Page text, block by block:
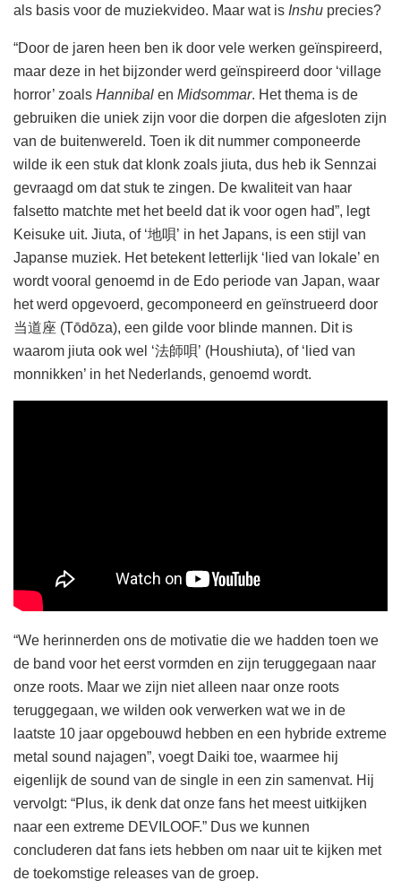
als basis voor de muziekvideo. Maar wat is Inshu precies?
“Door de jaren heen ben ik door vele werken geïnspireerd,
maar deze in het bijzonder werd geïnspireerd door ‘village
horror’ zoals Hannibal en Midsommar. Het thema is de
gebruiken die uniek zijn voor die dorpen die afgesloten zijn
van de buitenwereld. Toen ik dit nummer componeerde
wilde ik een stuk dat klonk zoals jiuta, dus heb ik Sennzai
gevraagd om dat stuk te zingen. De kwaliteit van haar
falsetto matchte met het beeld dat ik voor ogen had”, legt
Keisuke uit. Jiuta, of ‘地唄’ in het Japans, is een stijl van
Japanse muziek. Het betekent letterlijk ‘lied van lokale’ en
wordt vooral genoemd in de Edo periode van Japan, waar
het werd opgevoerd, gecomponeerd en geïnstrueerd door
当道座 (Tōdōza), een gilde voor blinde mannen. Dit is
waarom jiuta ook wel ‘法師唄’ (Houshiuta), of ‘lied van
monnikken’ in het Nederlands, genoemd wordt.
“We herinnerden ons de motivatie die we hadden toen we
de band voor het eerst vormden en zijn teruggegaan naar
onze roots. Maar we zijn niet alleen naar onze roots
teruggegaan, we wilden ook verwerken wat we in de
laatste 10 jaar opgebouwd hebben en een hybride extreme
metal sound najagen”, voegt Daiki toe, waarmee hij
eigenlijk de sound van de single in een zin samenvat. Hij
vervolgt: “Plus, ik denk dat onze fans het meest uitkijken
naar een extreme DEVILOOF.” Dus we kunnen
concluderen dat fans iets hebben om naar uit te kijken met
de toekomstige releases van de groep.